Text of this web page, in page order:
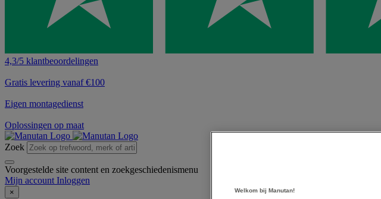
4,3/5 klantbeoordelingen
Gratis levering vanaf €100
Eigen montagedienst
Oplossingen op maat
Zoek
Voorgestelde site content en zoekgeschiedenismenu
Mijn account Inloggen
× Welkom bij Manutan!